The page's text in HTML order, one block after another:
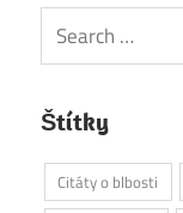
Štítky
Citáty o blbosti